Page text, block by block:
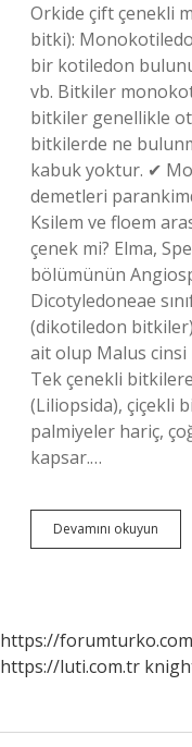
Orkide çift çenekli
bitki):
bir kotiledon
vb. Bitkiler
bitkiler genellikle
bitkilerde ne
kabuk yoktur. ✔
demetleri
Ksilem ve floem
çenek mi? Elma,
bölümünün
Dicotyledoneae
(dikotiledon
ait olup Malus cinsi
Tek çenekli
(Liliopsida), çiçekli
palmiyeler hariç,
kapsar.…
Devamını okuyun
Tek
https://forumturko.com
https://luti.com.tr